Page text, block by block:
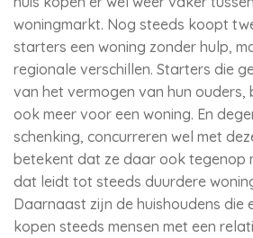
woningmarkt. Nog steeds koopt
starters een woning zonder hulp,
regionale verschillen. Starters die
van het vermogen van hun ouders,
ook meer voor een woning. En
schenking, concurreren wel met
betekent dat ze daar ook tegenop
dat leidt tot steeds duurdere
Daarnaast zijn de huishoudens die
kopen steeds mensen met een